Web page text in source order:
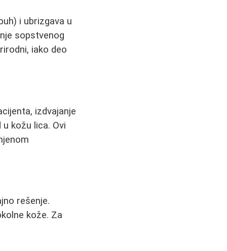
i ubrizgava u
sopstvenog
iako deo
izdvajanje
kožu lica. Ovi
rešenje.
kože. Za